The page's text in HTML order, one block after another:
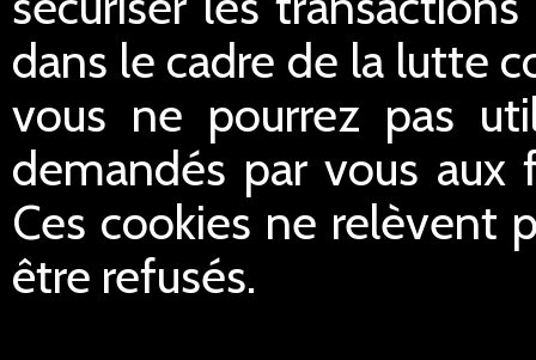
dans le cadre de la lutte
vous ne pourrez pas
demandés par vous aux
Ces cookies ne relèvent
être refusés.